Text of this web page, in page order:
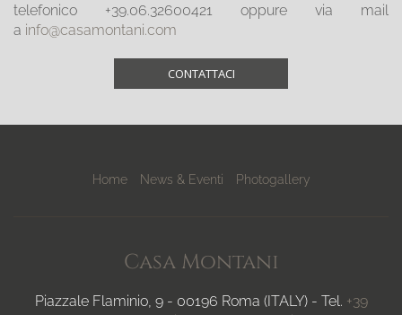
telefonico +39.06.32600421 oppure via mail
a info@casamontani.com
CONTATTACI
Home News & Eventi Photogallery
Casa Montani
Piazzale Flaminio, 9 - 00196 Roma (ITALY) - Tel. +39